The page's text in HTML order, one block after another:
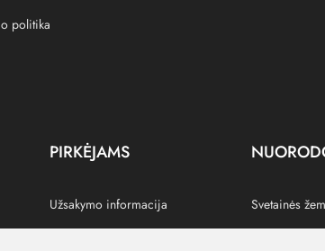
politika
PIRKĖJAMS
Užsakymo informacija Svetainės